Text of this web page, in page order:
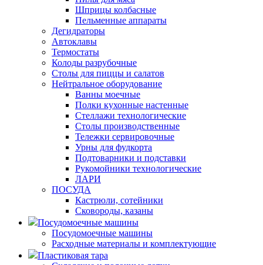
Шприцы колбасные
Пельменные аппараты
Дегидраторы
Автоклавы
Термостаты
Колоды разрубочные
Столы для пиццы и салатов
Нейтральное оборудование
Ванны моечные
Полки кухонные настенные
Стеллажи технологические
Столы производственные
Тележки сервировочные
Урны для фудкорта
Подтоварники и подставки
Рукомойники технологические
ЛАРИ
ПОСУДА
Кастрюли, сотейники
Сковороды, казаны
Посудомоечные машины
Посудомоечные машины
Расходные материалы и комплектующие
Пластиковая тара